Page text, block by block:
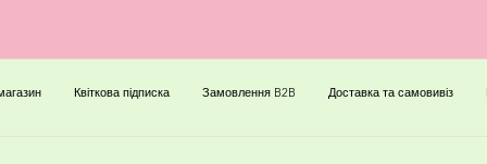
Квіткова підписка Замовлення B2B Доставка та самовивіз